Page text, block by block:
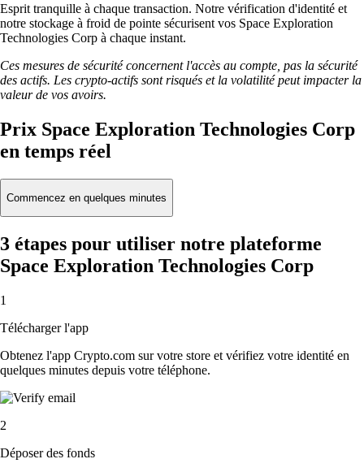
Esprit tranquille à chaque transaction. Notre vérification d'identité et
notre stockage à froid de pointe sécurisent vos Space Exploration
Technologies Corp à chaque instant.
Ces mesures de sécurité concernent l'accès au compte, pas la sécurité
des actifs. Les crypto-actifs sont risqués et la volatilité peut impacter la
valeur de vos avoirs.
Prix Space Exploration Technologies Corp
en temps réel
Commencez en quelques minutes
3 étapes pour utiliser notre plateforme
Space Exploration Technologies Corp
1
Télécharger l'app
Obtenez l'app Crypto.com sur votre store et vérifiez votre identité en
quelques minutes depuis votre téléphone.
2
Déposer des fonds